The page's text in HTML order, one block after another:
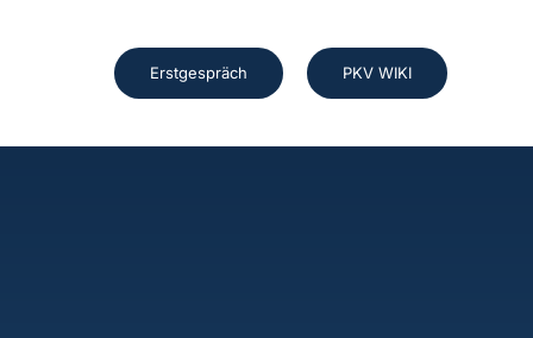
Erstgespräch PKV WIKI